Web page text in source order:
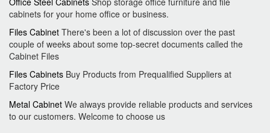
cabinets for your home office or business.
Files Cabinet There's been a lot of discussion over the past
couple of weeks about some top-secret documents called the
Cabinet Files
Files Cabinets Buy Products from Prequalified Suppliers at
Factory Price
Metal Cabinet We always provide reliable products and services
to our customers. Welcome to choose us